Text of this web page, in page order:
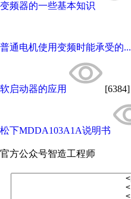
变频器的一些基本知识
普通电机使用变频时能承受的...
软启动器的应用 [6384]
松下MDDA103A1A说明书
官方公众号智造工程师